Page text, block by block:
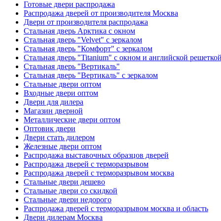
Готовые двери распродажа
Распродажа дверей от производителя Москва
Двери от производителя распродажа
Стальная дверь Арктика с окном
Стальная дверь "Velvet" с зеркалом
Стальная дверь "Комфорт" с зеркалом
Стальная дверь "Titanium" с окном и английской
Стальная дверь "Вертикаль"
Стальная дверь "Вертикаль" с зеркалом
Стальные двери оптом
Входные двери оптом
Двери для дилера
Магазин дверной
Металлические двери оптом
Оптовик двери
Двери стать дилером
Железные двери оптом
Распродажа выставочных образцов дверей
Распродажа дверей с терморазрывом
Распродажа дверей с терморазрывом москва
Стальные двери дешево
Стальные двери со скидкой
Стальные двери недорого
Распродажа дверей с терморазрывом москва и область
Двери дилерам Москва